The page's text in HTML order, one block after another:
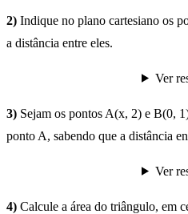
2) Indique no plano cartesiano os
a distância entre eles.
Ver
3) Sejam os pontos A(x, 2) e B(0,
ponto A, sabendo que a distância
Ver
4) Calcule a área do triângulo, em